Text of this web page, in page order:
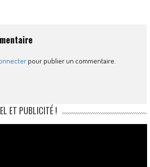
pour publier un commentaire.
ET PUBLICITÉ !